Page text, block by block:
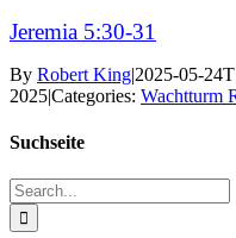
Jeremia 5:30-31
By Robert King|2025-05-
2025|Categories: Wachtturm
Suchseite
Search
for: